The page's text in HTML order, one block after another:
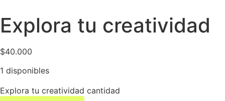
Explora tu creatividad
$40.000
1 disponibles
Explora tu creatividad cantidad